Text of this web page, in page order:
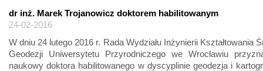
dr inż. Marek Trojanowicz doktorem habilitowanym
24-02-2016
W dniu 24 lutego 2016 r. Rada Wydziału Inżynierii Kształtowania
Geodezji Uniwersytetu Przyrodniczego we Wrocławiu
naukowy doktora habilitowanego w dyscyplinie geodezja i